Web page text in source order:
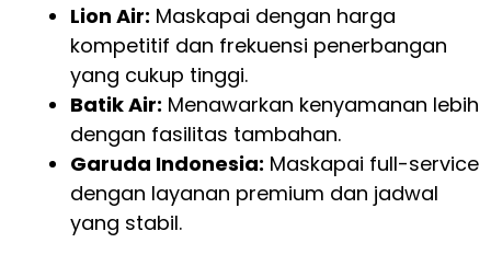
Lion Air: Maskapai dengan harga
kompetitif dan frekuensi penerbangan
yang cukup tinggi.
Batik Air: Menawarkan kenyamanan lebih
dengan fasilitas tambahan.
Garuda Indonesia: Maskapai full-service
dengan layanan premium dan jadwal
yang stabil.